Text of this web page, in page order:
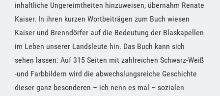
inhaltliche Ungereimtheiten hinzuweisen, übernahm Renate
Kaiser. In ihren kurzen Wortbeiträgen zum Buch wiesen
Kaiser und Brenndörfer auf die Bedeutung der Blaskapellen
im Leben unserer Landsleute hin. Das Buch kann sich
sehen lassen: Auf 315 Seiten mit zahlreichen Schwarz-Weiß
-und Farbbildern wird die abwechslungsreiche Geschichte
dieser ganz besonderen – ich nenn es mal – sozialen